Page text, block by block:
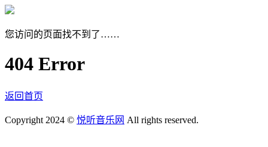
您访问的页面找不到了……
404 Error
返回首页
Copyright 2024 © 悦听音乐网 All rights reserved.